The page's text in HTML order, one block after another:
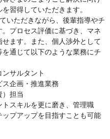
習得していただきます。
いただきながら、後輩指導やチ
プロセス評価に基づき、マネ
ます。また、個人渉外として
通じて以下のような業務にチ
サルタント
企画・推進業務
担当
トスキルを更に磨き、管理職
ップアップを目指すことも可能